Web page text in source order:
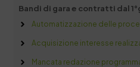
Bandi di gara e contratti dal
Automatizzazione delle
Acquisizione interesse
Mancata redazione